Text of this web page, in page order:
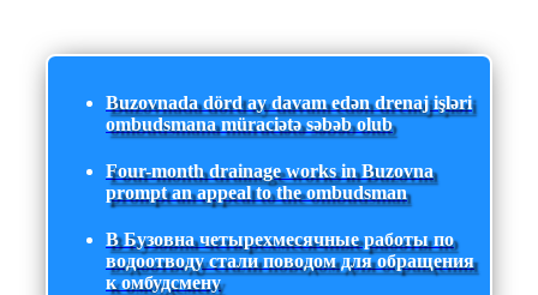
Buzovnada dörd ay davam edən drenaj işləri
ombudsmana müraciətə səbəb olub
Four-month drainage works in Buzovna
prompt an appeal to the ombudsman
В Бузовна четырехмесячные работы по
водоотводу стали поводом для обращения
к омбудсмену